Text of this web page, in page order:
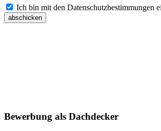
Ich bin mit den Datenschutzbestimmungen
abschicken
Bewerbung als Dachdecker